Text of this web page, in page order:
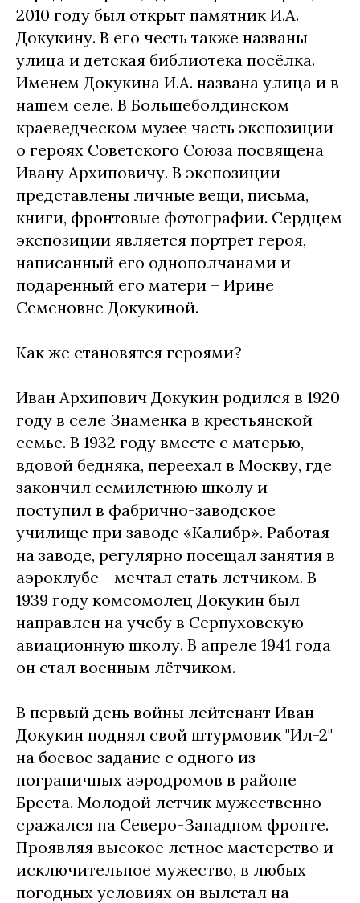
2010 году был открыт памятник И.А.
Докукину. В его честь также названы
улица и детская библиотека посёлка.
Именем Докукина И.А. названа улица и в
нашем селе. В Большеболдинском
краеведческом музее часть экспозиции
о героях Советского Союза посвящена
Ивану Архиповичу. В экспозиции
представлены личные вещи, письма,
книги, фронтовые фотографии. Сердцем
экспозиции является портрет героя,
написанный его однополчанами и
подаренный его матери – Ирине
Семеновне Докукиной.
Как же становятся героями?
Иван Архипович Докукин родился в 1920
году в селе Знаменка в крестьянской
семье. В 1932 году вместе с матерью,
вдовой бедняка, переехал в Москву, где
закончил семилетнюю школу и
поступил в фабрично-заводское
училище при заводе «Калибр». Работая
на заводе, регулярно посещал занятия в
аэроклубе - мечтал стать летчиком. В
1939 году комсомолец Докукин был
направлен на учебу в Серпуховскую
авиационную школу. В апреле 1941 года
он стал военным лётчиком.
В первый день войны лейтенант Иван
Докукин поднял свой штурмовик "Ил-2"
на боевое задание с одного из
пограничных аэродромов в районе
Бреста. Молодой летчик мужественно
сражался на Северо-Западном фронте.
Проявляя высокое летное мастерство и
исключительное мужество, в любых
погодных условиях он вылетал на